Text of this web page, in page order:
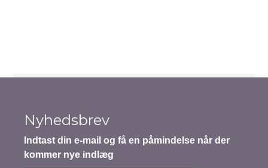
Nyhedsbrev
Indtast din e-mail og få en påmindelse når der
kommer nye indlæg